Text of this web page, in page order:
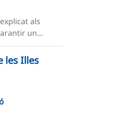
als
un...
les Illes